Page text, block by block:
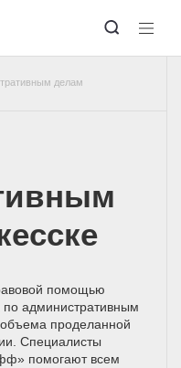
делам
помощью
по административным
проделанной
Специалисты
помогают всем